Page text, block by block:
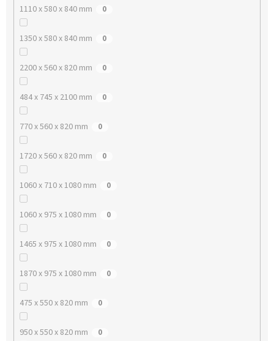
1110 x 580 x 840 mm 0
1350 x 580 x 840 mm 0
2200 x 560 x 820 mm 0
484 x 745 x 2100 mm 0
770 x 560 x 820 mm 0
1720 x 560 x 820 mm 0
1060 x 710 x 1080 mm 0
1060 x 975 x 1080 mm 0
1465 x 975 x 1080 mm 0
1870 x 975 x 1080 mm 0
475 x 550 x 820 mm 0
950 x 550 x 820 mm 0